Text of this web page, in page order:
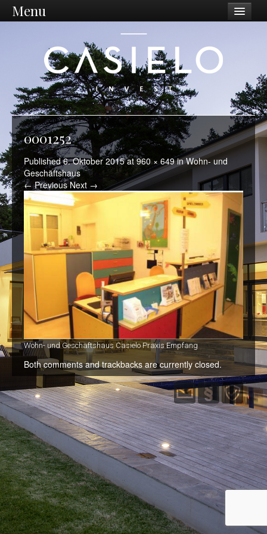
Menu
Philosophie
Vision / Mission
Dienstleistungen
Unternehmen
Standort Ostschweiz
Was wir tun
Ankauf
Sanierungen
Projektentwicklung
Immobilien
Kontakt
0001252
Published6. Oktober 2015at960 × 649inWohn- und
Geschäftshaus
← Previous Next →
Wohn- und Geschäftshaus Casielo Praxis Empfang
Both comments and trackbacks are currently closed.